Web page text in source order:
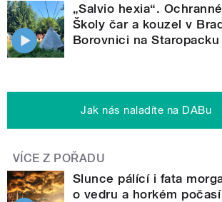
„Salvio hexia“.
Školy čar a kouzel v
Borovnici na Staropacku
Jak nás naladíte na DABu
VÍCE Z POŘADU
Slunce pálící i fata
o vedru a horkém počasí